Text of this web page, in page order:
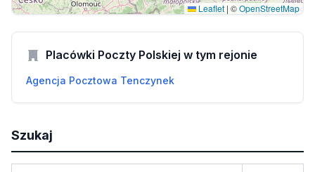
Leaflet | ©OpenStreetMap
Placówki Poczty Polskiej w tym rejonie
Agencja Pocztowa Tenczynek
Szukaj